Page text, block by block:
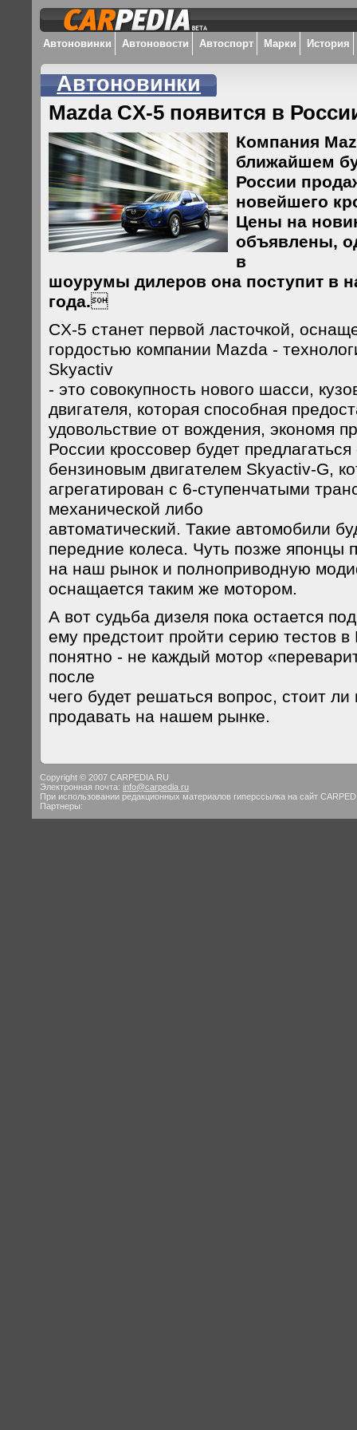
Автоновинки Автоновости Автоспорт Марки История
Автоновинки
Mazda CX-5 появится в
Компания
ближайшем
России
новейшего
Цены на
объявлены,
в
шоурумы дилеров она поступит в
года.
CX-5 станет первой ласточкой,
гордостью компании Mazda -
Skyactiv
- это совокупность нового шасси,
двигателя, которая способная
удовольствие от вождения, экономя
России кроссовер будет
бензиновым двигателем Skyactiv-G,
агрегатирован с 6-ступенчатыми
механической либо
автоматический. Такие автомобили
передние колеса. Чуть позже японцы
на наш рынок и полноприводную
оснащается таким же мотором.
А вот судьба дизеля пока остается
ему предстоит пройти серию тестов
понятно - не каждый мотор
после
чего будет решаться вопрос, стоит
продавать на нашем рынке.
Copyright © 2007 CARPEDIA.RU
Электронная почта: info@carpedia.ru
При использовании редакционных материалов гиперссылка на сайт
Партнеры: